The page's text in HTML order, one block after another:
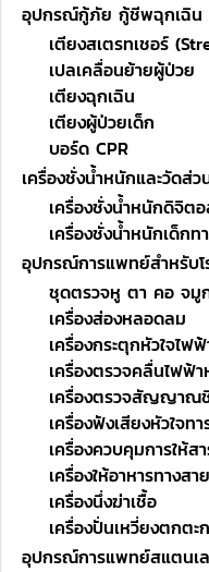
อุปกรณ์กู้ภัย กู้ชีพฉุกเฉิน
เตียงสเตรทเชอร์
เปลเคลื่อนย้ายผู้ป่วย
เตียงฉุกเฉิน
เตียงผู้ป่วยเด็ก
บอร์ด CPR
เครื่องชั่งน้ำหนักและวัดส่ว
เครื่องชั่งน้ำหนักดิจิต
เครื่องชั่งน้ำหนักเด็กท
อุปกรณ์การแพทย์สำหรับโ
ชุดตรวจหู ตา คอ จมู
เครื่องส่องหลอดลม
เครื่องกระตุกหัวใจไฟ
เครื่องตรวจคลื่นไฟฟ้า
เครื่องตรวจสัญญาณ
เครื่องฟังเสียงหัวใจทา
เครื่องควบคุมการให้ส
เครื่องให้อาหารทางสา
เครื่องนึ่งฆ่าเชื้อ
เครื่องปั่นเหวี่ยงตกตะ
อุปกรณ์การแพทย์สแตนเ